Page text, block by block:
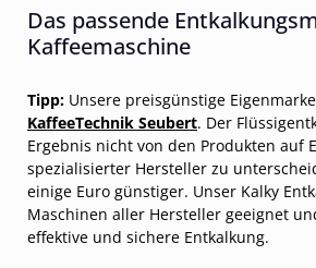
Das passende
Kaffeemaschine
Tipp: Unsere preisgünstige Eigenmarke
KaffeeTechnik Seubert. Der
Ergebnis nicht von den Produkten auf
spezialisierter Hersteller zu
einige Euro günstiger. Unser Kalky
Maschinen aller Hersteller geeignet
effektive und sichere Entkalkung.